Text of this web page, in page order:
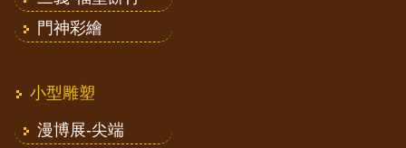
門神彩繪
小型雕塑
漫博展-尖端